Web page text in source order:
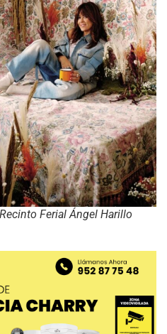
Ferial Ángel Harillo